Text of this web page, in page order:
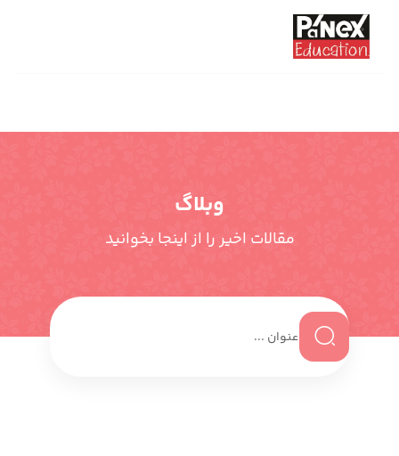
وبلاگ
مقالات اخیر را از اینجا بخوانید